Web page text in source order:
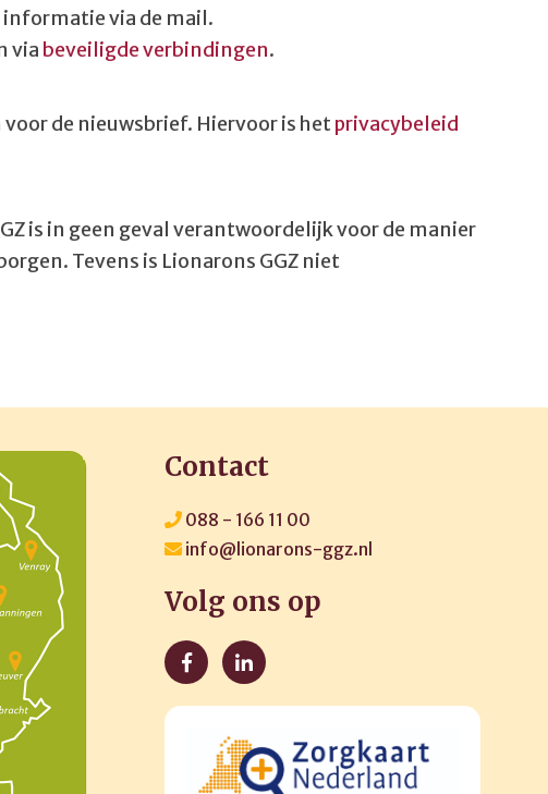
via de mail.
via beveiligde verbindingen.
de nieuwsbrief. Hiervoor is het privacybeleid
is in geen geval verantwoordelijk voor de manier
Tevens is Lionarons GGZ niet
Contact
088 - 166 11 00
info@lionarons-ggz.nl
Volg ons op